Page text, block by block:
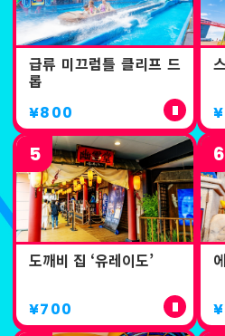
급류 미끄럼틀 클리프 드
롭
¥800
도깨비 집 ‘유레이도’
¥700
5 6